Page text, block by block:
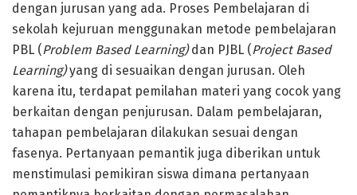
dengan jurusan yang ada. Proses Pembelajaran di
sekolah kejuruan menggunakan metode pembelajaran
PBL (Problem Based Learning)dan PJBL (Project Based
Learning)yang di sesuaikan dengan jurusan. Oleh
karena itu, terdapat pemilahan materi yang cocok yang
berkaitan dengan penjurusan. Dalam pembelajaran,
tahapan pembelajaran dilakukan sesuai dengan
fasenya. Pertanyaan pemantik juga diberikan untuk
menstimulasi pemikiran siswa dimana pertanyaan